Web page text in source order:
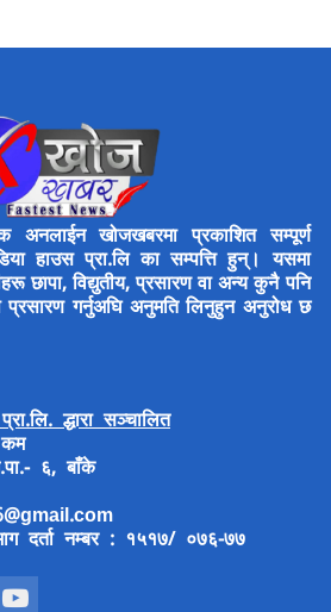
अनलाईन खोजखबरमा प्रकाशित सम्पूर्ण
हाउस प्रा.लि का सम्पत्ति हुन्। यसमा
छापा, विद्युतीय, प्रसारण वा अन्य कुनै पनि
प्रसारण गर्नुअघि अनुमति लिनुहुन अनुरोध छ
द्धारा सञ्चालित
६, बाँके
दर्ता नम्बर : १५१७/ ०७६-७७